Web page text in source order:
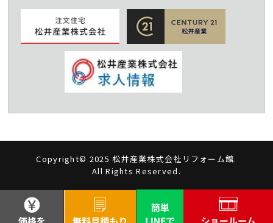
Copyright© 2025 松井産業株式会社リフォーム館.
All Rights Reserved.